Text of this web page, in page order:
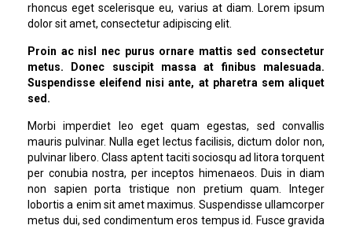
rhoncus eget scelerisque eu, varius at diam. Lorem ipsum
dolor sit amet, consectetur adipiscing elit.
Proin ac nisl nec purus ornare mattis sed consectetur
metus. Donec suscipit massa at finibus malesuada.
Suspendisse eleifend nisi ante, at pharetra sem aliquet
sed.
Morbi imperdiet leo eget quam egestas, sed convallis
mauris pulvinar. Nulla eget lectus facilisis, dictum dolor non,
pulvinar libero. Class aptent taciti sociosqu ad litora torquent
per conubia nostra, per inceptos himenaeos. Duis in diam
non sapien porta tristique non pretium quam. Integer
lobortis a enim sit amet maximus. Suspendisse ullamcorper
metus dui, sed condimentum eros tempus id. Fusce gravida